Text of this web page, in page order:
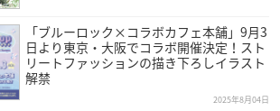
「ブルーロック×コラボカフェ本舗」9月3
日より東京・大阪でコラボ開催決定！スト
リートファッションの描き下ろしイラスト
解禁
2025年8月04日